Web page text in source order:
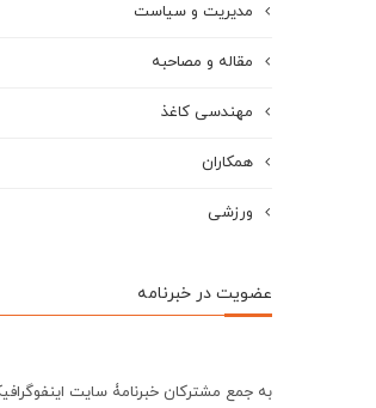
مدیریت و سیاست
مقاله و مصاحبه
مهندسی کاغذ
همکاران
ورزشی
عضویت در خبرنامه
به جمع مشترکان خبرنامۀ سایت